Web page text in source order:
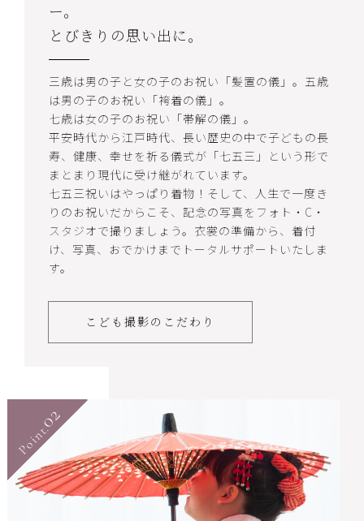
ー。
とびきりの思い出に。
三歳は男の子と女の子のお祝い「髪置の儀」。五歳
は男の子のお祝い「袴着の儀」。
七歳は女の子のお祝い「帯解の儀」。
平安時代から江戸時代、長い歴史の中で子どもの長
寿、健康、幸せを祈る儀式が「七五三」という形で
まとまり現代に受け継がれています。
七五三祝いはやっぱり着物！そして、人生で一度き
りのお祝いだからこそ、記念の写真をフォト・C・
スタジオで撮りましょう。衣裳の準備から、着付
け、写真、おでかけまでトータルサポートいたしま
す。
こども撮影のこだわり
Point.
02